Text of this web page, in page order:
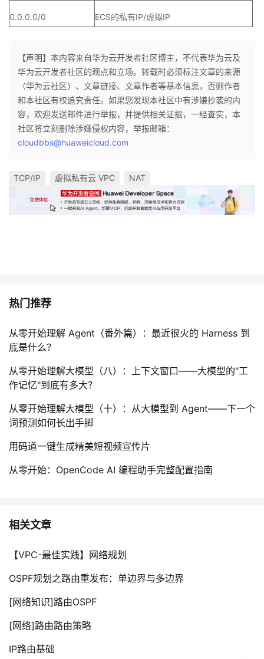
0.0.0.0/0 ECS的私有IP/虚拟IP
【声明】本内容来自华为云开发者社区博主，不代表华为云及
华为云开发者社区的观点和立场。转载时必须标注文章的来源
（华为云社区）、文章链接、文章作者等基本信息，否则作者
和本社区有权追究责任。如果您发现本社区中有涉嫌抄袭的内
容，欢迎发送邮件进行举报，并提供相关证据，一经查实，本
社区将立刻删除涉嫌侵权内容，举报邮箱：
cloudbbs@huaweicloud.com
TCP/IP 虚拟私有云 VPC NAT
热门推荐
从零开始理解 Agent（番外篇）：最近很火的 Harness 到
底是什么？
从零开始理解大模型（八）：上下文窗口——大模型的"工
作记忆"到底有多大？
从零开始理解大模型（十）：从大模型到 Agent——下一个
词预测如何长出手脚
用码道一键生成精美短视频宣传片
从零开始：OpenCode AI 编程助手完整配置指南
相关文章
【VPC-最佳实践】网络规划
OSPF规划之路由重发布：单边界与多边界
[网络知识]路由OSPF
[网络]路由路由策略
IP路由基础